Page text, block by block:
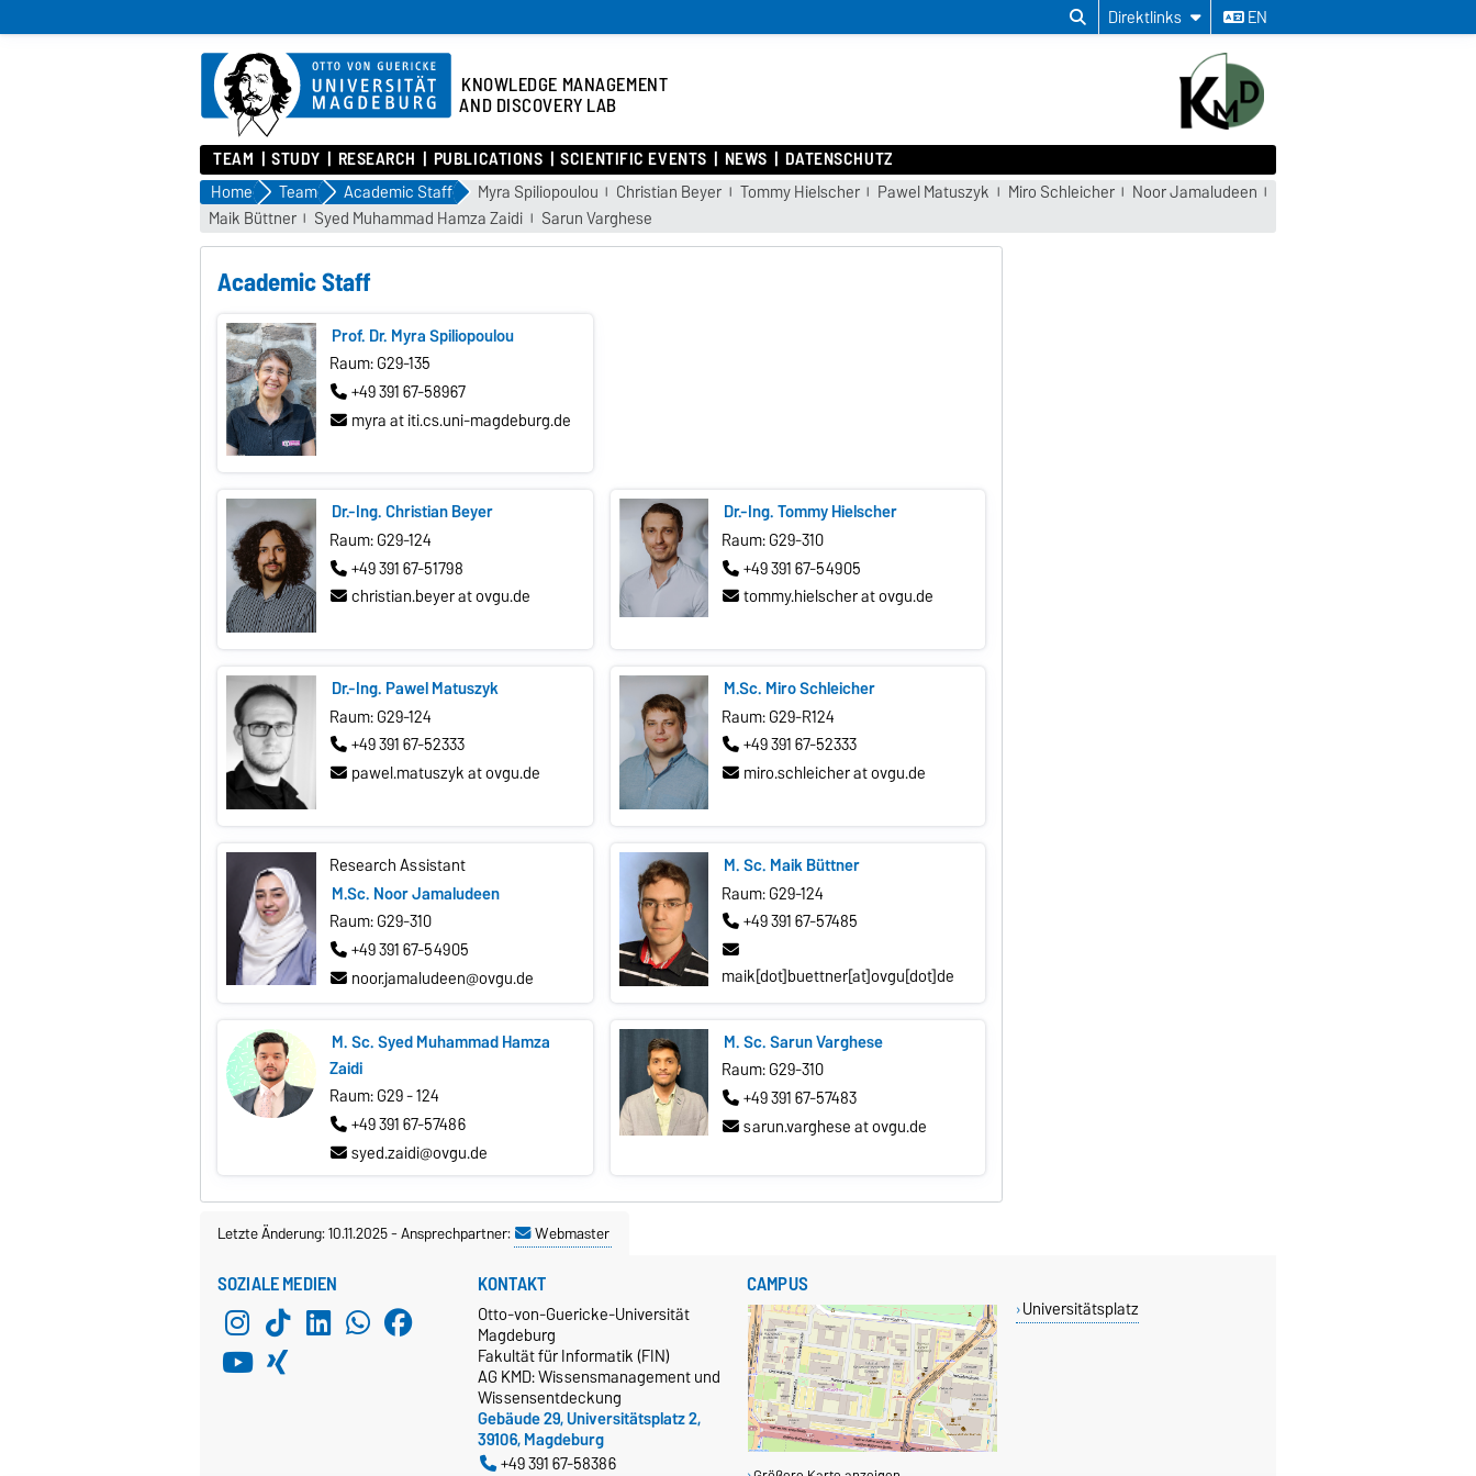
Direktlinks EN
KNOWLEDGE MANAGEMENT
AND DISCOVERY LAB
TEAM STUDY RESEARCH PUBLICATIONS SCIENTIFIC EVENTS NEWS DATENSCHUTZ
Home Team Academic Staff Myra Spiliopoulou Christian Beyer Tommy Hielscher Pawel Matuszyk Miro Schleicher
Noor Jamaludeen
Maik Büttner
Syed Muhammad Hamza Zaidi Sarun Varghese
Academic Staff
Prof. Dr. Myra Spiliopoulou
Raum: G29-135
+49 391 67-58967
myra at iti.cs.uni-magdeburg.de
Dr.-Ing. Christian Beyer
Raum: G29-124
+49 391 67-51798
christian.beyer at ovgu.de
Dr.-Ing. Tommy Hielscher
Raum: G29-310
+49 391 67-54905
tommy.hielscher at ovgu.de
Dr.-Ing. Pawel Matuszyk
Raum: G29-124
+49 391 67-52333
pawel.matuszyk at ovgu.de
M.Sc. Miro Schleicher
Raum: G29-R124
+49 391 67-52333
miro.schleicher at ovgu.de
Research Assistant
M.Sc. Noor Jamaludeen
Raum: G29-310
+49 391 67-54905
noor.jamaludeen@ovgu.de
M. Sc. Maik Büttner
Raum: G29-124
+49 391 67-57485
maik[dot]buettner[at]ovgu[dot]de
M. Sc. Syed Muhammad Hamza
Zaidi
Raum: G29 - 124
+49 391 67-57486
syed.zaidi@ovgu.de
M. Sc. Sarun Varghese
Raum: G29-310
+49 391 67-57483
sarun.varghese at ovgu.de
Letzte Änderung: 10.11.2025-Ansprechpartner: Webmaster
SOZIALE MEDIEN KONTAKT
Otto-von-Guericke-Universität
Magdeburg
Fakultät für Informatik (FIN)
AG KMD: Wissensmanagement und
Wissensentdeckung
Gebäude 29, Universitätsplatz 2,
39106, Magdeburg
+49 391 67-58386
CAMPUS
Universitätsplatz